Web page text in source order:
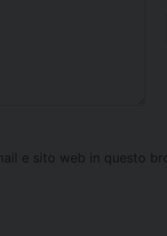
e sito web in questo